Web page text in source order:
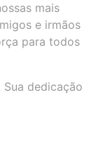
mais
e irmãos
para todos
Sua dedicação